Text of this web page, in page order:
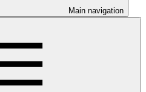
Main navigation